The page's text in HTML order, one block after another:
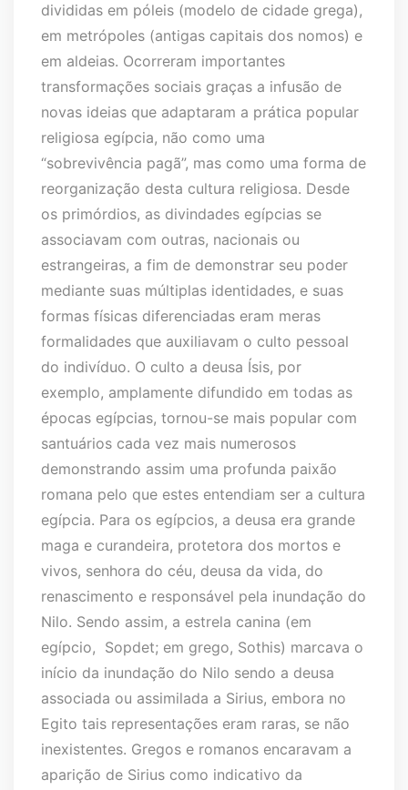
divididas em póleis (modelo de cidade grega),
em metrópoles (antigas capitais dos nomos) e
em aldeias. Ocorreram importantes
transformações sociais graças a infusão de
novas ideias que adaptaram a prática popular
religiosa egípcia, não como uma
“sobrevivência pagã”, mas como uma forma de
reorganização desta cultura religiosa. Desde
os primórdios, as divindades egípcias se
associavam com outras, nacionais ou
estrangeiras, a fim de demonstrar seu poder
mediante suas múltiplas identidades, e suas
formas físicas diferenciadas eram meras
formalidades que auxiliavam o culto pessoal
do indivíduo. O culto a deusa Ísis, por
exemplo, amplamente difundido em todas as
épocas egípcias, tornou-se mais popular com
santuários cada vez mais numerosos
demonstrando assim uma profunda paixão
romana pelo que estes entendiam ser a cultura
egípcia. Para os egípcios, a deusa era grande
maga e curandeira, protetora dos mortos e
vivos, senhora do céu, deusa da vida, do
renascimento e responsável pela inundação do
Nilo. Sendo assim, a estrela canina (em
egípcio, Sopdet; em grego, Sothis) marcava o
início da inundação do Nilo sendo a deusa
associada ou assimilada a Sirius, embora no
Egito tais representações eram raras, se não
inexistentes. Gregos e romanos encaravam a
aparição de Sirius como indicativo da